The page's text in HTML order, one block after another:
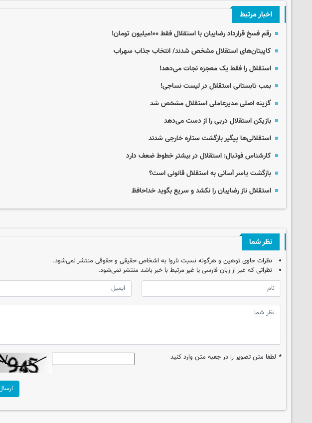
اخبار مرتبط
رقم فسخ قرارداد رضاییان با استقلال فقط ۱۰۰میلیون تومان!
کاپیتان‌های استقلال مشخص شدند/ انتخاب جذاب سهراب
استقلال را فقط یک معجزه نجات می‌دهد!
بمب تابستانی استقلال در لیست نساجی!
گزینه اصلی مدیرعاملی استقلال مشخص شد
بازیکن استقلال دربی را از دست می‌دهد
استقلالی‌ها پیگیر بازگشت ستاره خارجی شدند
کارشناس فوتبال: استقلال در بیشتر خطوط ضعف دارد
بازگشت یاسر آسانی به استقلال قانونی است؟
استقلال ناز رضاییان را نکشد و سریع بگوید خداحافظ
نظر شما
نظرات حاوی توهین و هرگونه نسبت ناروا به اشخاص حقیقی و حقوقی منتشر نمی‌شود.
نظراتی که غیر از زبان فارسی یا غیر مرتبط با خبر باشد منتشر نمی‌شود.
* لطفا متن تصویر را در جعبه متن وارد کنید